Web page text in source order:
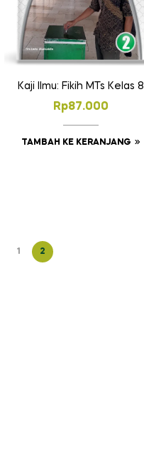
Kaji Ilmu: Fikih MTs Kelas 8
Rp87.000
TAMBAH KE KERANJANG
1 2